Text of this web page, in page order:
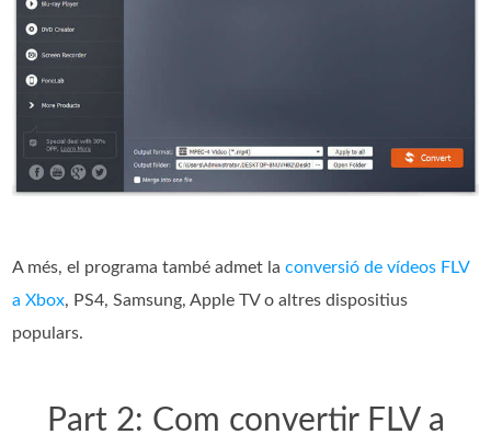
A més, el programa també admet laconversió de vídeos FLV
a Xbox, PS4, Samsung, Apple TV o altres dispositius
populars.
Part 2: Com convertir FLV a